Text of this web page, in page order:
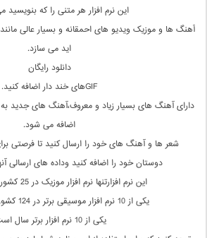
این نرم افزار هر متنی را که بنویسید
اید می سازد.
دانلود رایگان
GIFهای خند دار اضافه کنید.
دارای آهنگ های بسیار زیاد و معروف،آهنگ های جدید
اضافه می شود.
شعر ها و آهنگ های خود را ارسال کنید تا فرصتی
دوستان خود را اضافه کنید وداده های ارسالی
این نرم افزارتنها نرم افزار موزیک در 25 کشور مختلف است.
یکی از 10 نرم افزار موسیقی برتر در 124 کشور مختلف است.
یکی از 10 نرم افزار برتر سال است.